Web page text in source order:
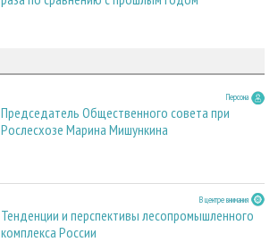
Персона
Председатель Общественного совета при
Рослесхозе Марина Мишункина
В центре внимания
Тенденции и перспективы лесопромышленного
комплекса России